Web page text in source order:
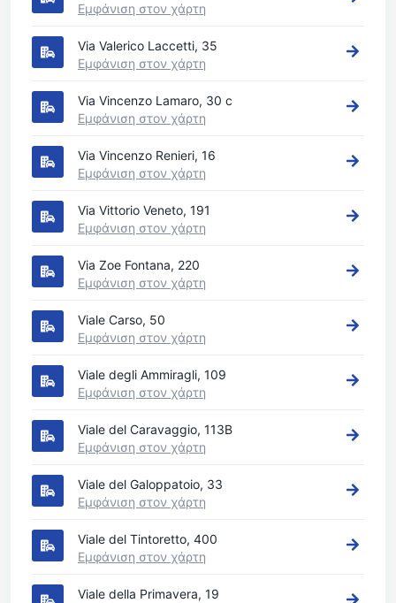
Εμφάνιση στον χάρτη
Via Valerico Laccetti, 35
Εμφάνιση στον χάρτη
Via Vincenzo Lamaro, 30 c
Εμφάνιση στον χάρτη
Via Vincenzo Renieri, 16
Εμφάνιση στον χάρτη
Via Vittorio Veneto, 191
Εμφάνιση στον χάρτη
Via Zoe Fontana, 220
Εμφάνιση στον χάρτη
Viale Carso, 50
Εμφάνιση στον χάρτη
Viale degli Ammiragli, 109
Εμφάνιση στον χάρτη
Viale del Caravaggio, 113B
Εμφάνιση στον χάρτη
Viale del Galoppatoio, 33
Εμφάνιση στον χάρτη
Viale del Tintoretto, 400
Εμφάνιση στον χάρτη
Viale della Primavera, 19